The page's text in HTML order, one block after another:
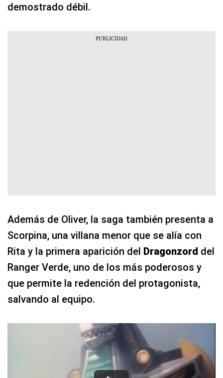
demostrado débil.
Además de Oliver, la saga también presenta a
Scorpina, una villana menor que se alía con
Rita y la primera aparición del Dragonzord del
Ranger Verde, uno de los más poderosos y
que permite la redención del protagonista,
salvando al equipo.